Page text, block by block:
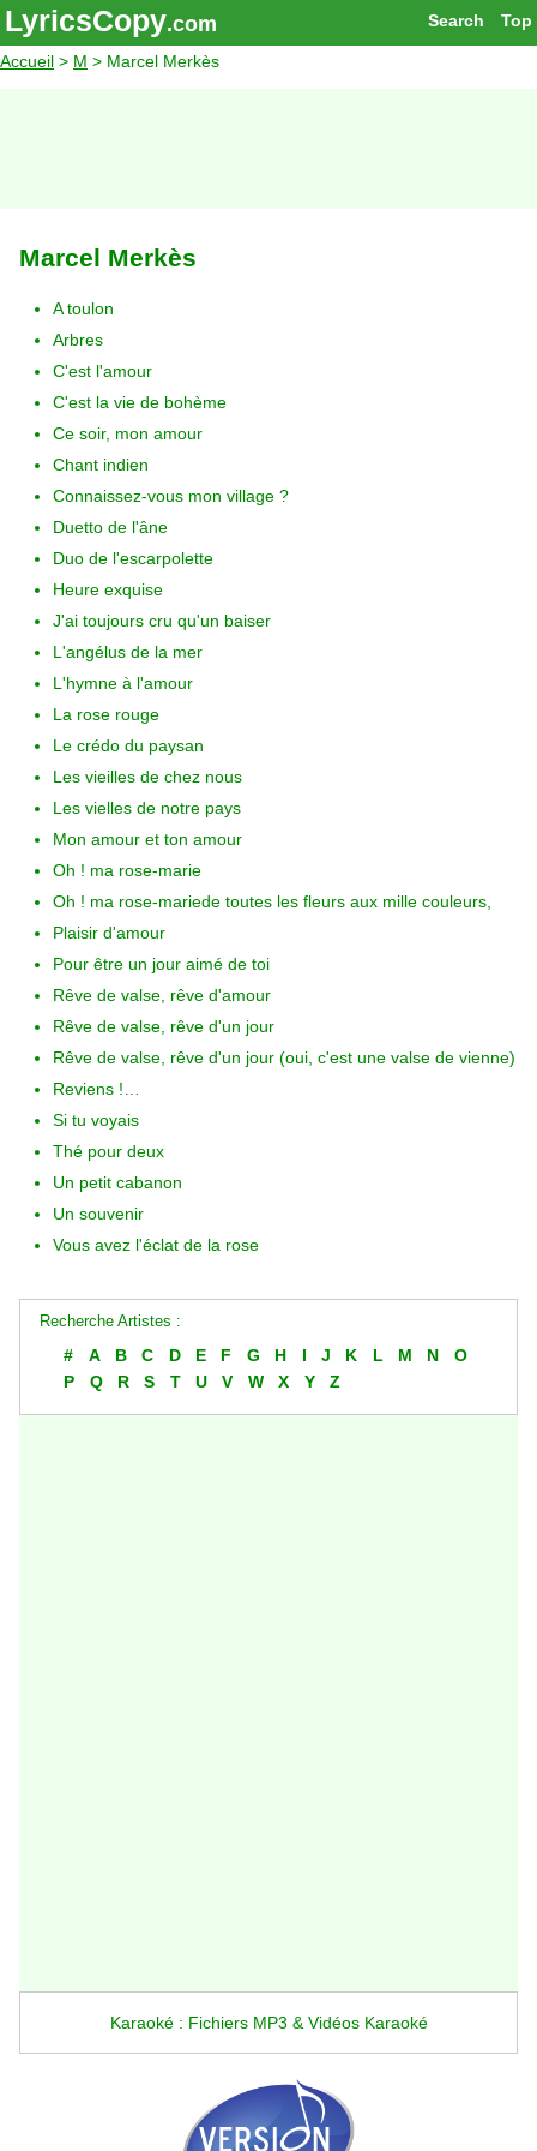
Top
Search
LyricsCopy.com
Accueil > M > Marcel Merkès
Marcel Merkès
A toulon
Arbres
C'est l'amour
C'est la vie de bohème
Ce soir, mon amour
Chant indien
Connaissez-vous mon village ?
Duetto de l'âne
Duo de l'escarpolette
Heure exquise
J'ai toujours cru qu'un baiser
L'angélus de la mer
L'hymne à l'amour
La rose rouge
Le crédo du paysan
Les vieilles de chez nous
Les vielles de notre pays
Mon amour et ton amour
Oh ! ma rose-marie
Oh ! ma rose-mariede toutes les fleurs aux mille couleurs,
Plaisir d'amour
Pour être un jour aimé de toi
Rêve de valse, rêve d'amour
Rêve de valse, rêve d'un jour
Rêve de valse, rêve d'un jour (oui, c'est une valse de vienne)
Reviens !…
Si tu voyais
Thé pour deux
Un petit cabanon
Un souvenir
Vous avez l'éclat de la rose
Recherche Artistes :
# A B C D E F G H I J K L M N
O
P
Q R S T U V W X Y Z
Karaoké : Fichiers MP3 & Vidéos Karaoké